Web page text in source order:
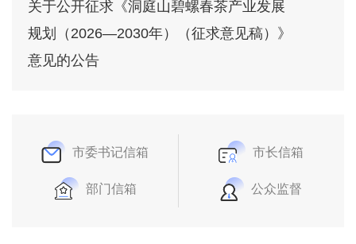
关于公开征求《洞庭山碧螺春茶产业发展
规划（2026—2030年）（征求意见稿）》
意见的公告
市委书记信箱 市长信箱
部门信箱 公众监督